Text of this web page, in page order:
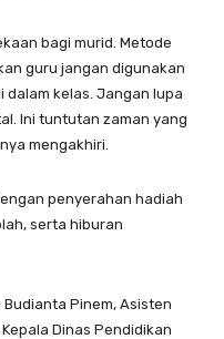
bagi murid. Metode
guru jangan digunakan
kelas. Jangan lupa
Ini tuntutan zaman yang
mengakhiri.
penyerahan hadiah
serta hiburan
Pinem, Asisten
Dinas Pendidikan